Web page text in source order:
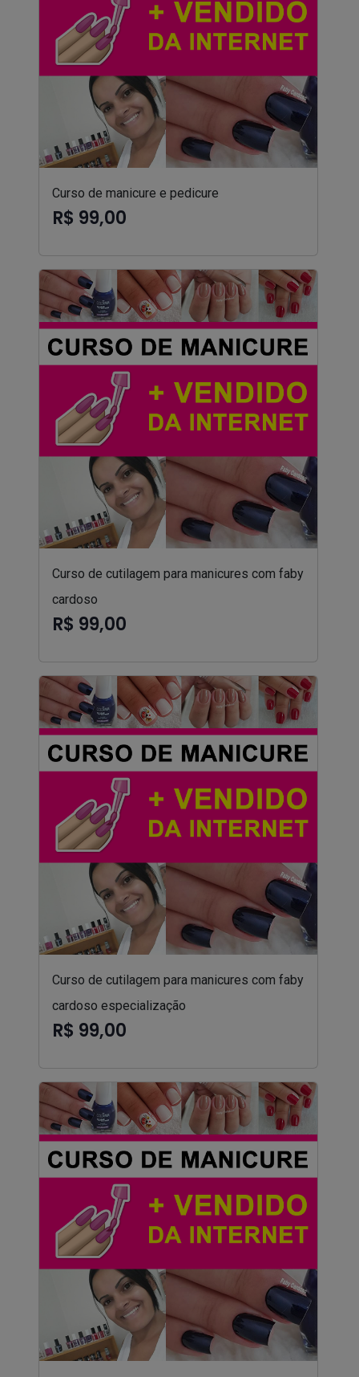
Curso de manicure e pedicure
R$ 99,00
Curso de cutilagem para manicures com faby
cardoso
R$ 99,00
Curso de cutilagem para manicures com faby
cardoso especialização
R$ 99,00